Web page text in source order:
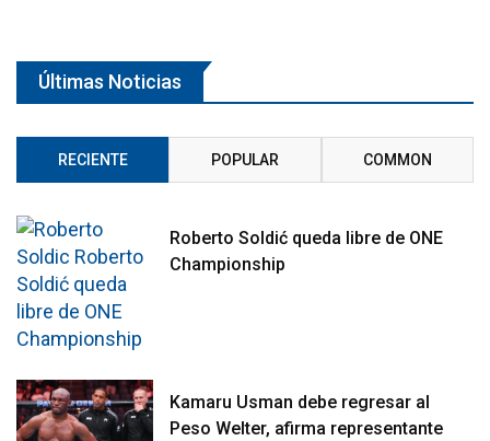
Últimas Noticias
RECIENTE POPULAR COMMON
Roberto Soldić queda libre de ONE
Championship
Kamaru Usman debe regresar al
Peso Welter, afirma representante